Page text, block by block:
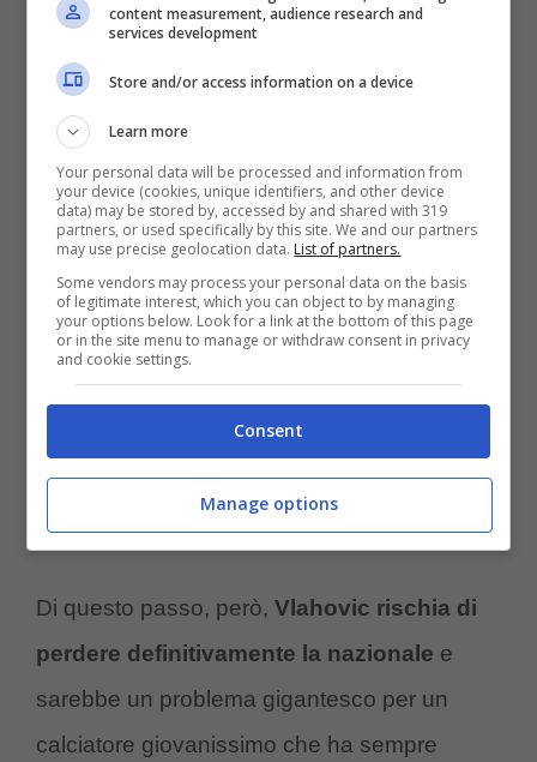
sia per scelta tecnica, visto che nelle ultime
due settimane ha ampiamente dimostrato di
essere in forma e di poter fare benissimo in
ogni situazione.
E alloraanche per la Serbia c’è un
problema Vlahovicda risolvere. Secondo
quanto riferisce Tuttosport,è possibile che
sia unaripicca del ct serbo Dragan
dopo che Vlahovic aveva
rinunciato alla chiamata di settembre per
problemi familiari.
Di questo passo, però, Vlahovic rischia di
perdere definitivamente la nazionale e
sarebbe un problema gigantesco per un
calciatore giovanissimo che ha sempre
content measurement, audience research and
services development
Store and/or access information on a device
Learn more
Your personal data will be processed and information from
your device (cookies, unique identifiers, and other device
data) may be stored by, accessed by and shared with 319
partners, or used specifically by this site. We and our partners
may use precise geolocation data. List of partners.
Some vendors may process your personal data on the basis
of legitimate interest, which you can object to by managing
your options below. Look for a link at the bottom of this page
or in the site menu to manage or withdraw consent in privacy
and cookie settings.
Consent
Manage options